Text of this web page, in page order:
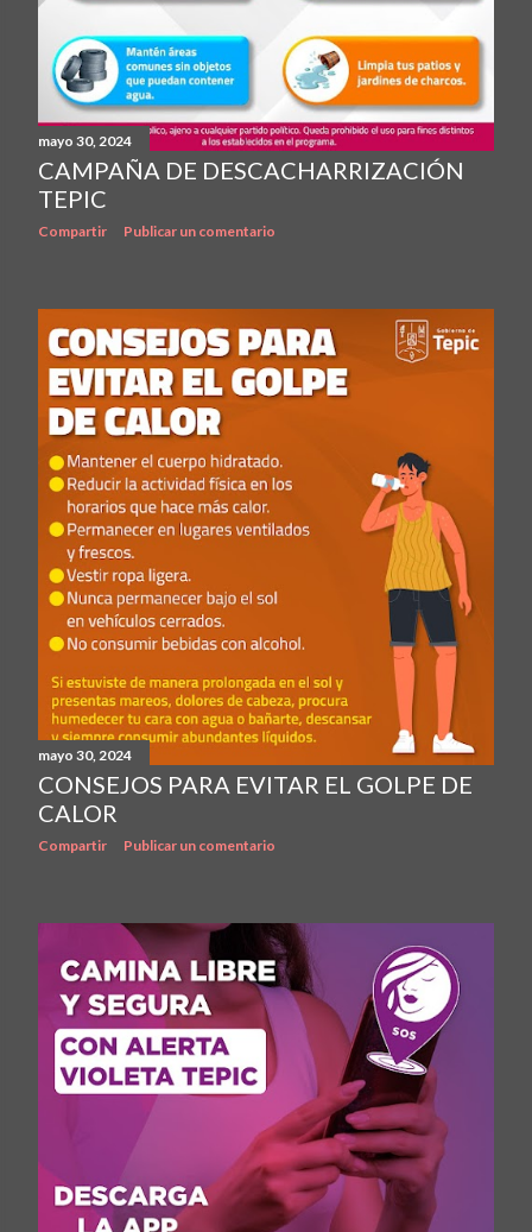
mayo 30, 2024
CAMPAÑA DE DESCACHARRIZACIÓN
TEPIC
Compartir Publicar un comentario
mayo 30, 2024
CONSEJOS PARA EVITAR EL GOLPE DE
CALOR
Compartir Publicar un comentario